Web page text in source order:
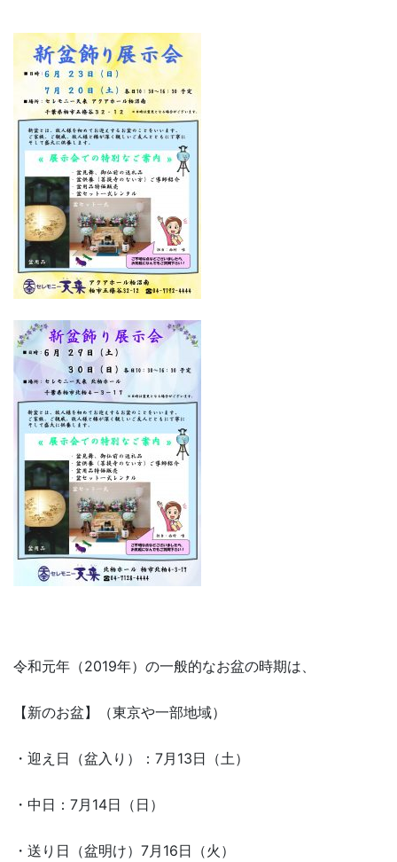
令和元年（2019年）の一般的なお盆の時期は、
【新のお盆】（東京や一部地域）
・迎え日（盆入り）：7月13日（土）
・中日：7月14日（日）
・送り日（盆明け）7月16日（火）